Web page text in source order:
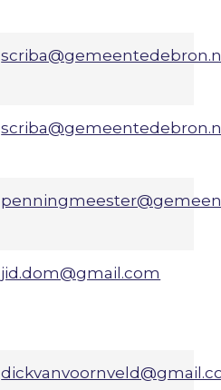
jid.dom@gmail.com